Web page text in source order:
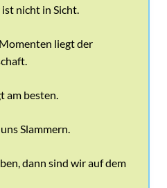
nicht in Sicht.
liegt der
am besten.
Slammern.
dann sind wir auf dem